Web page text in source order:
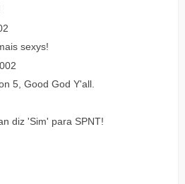
sexys!
5, Good God Y'all.
diz 'Sim' para SPNT!